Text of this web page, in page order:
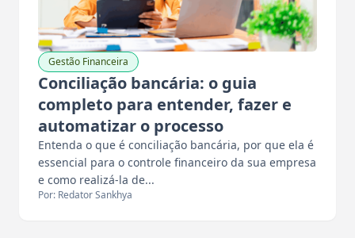
Gestão Financeira
Conciliação bancária: o guia
completo para entender, fazer e
automatizar o processo
Entenda o que é conciliação bancária, por que ela é
essencial para o controle financeiro da sua empresa
e como realizá-la de...
Por: Redator Sankhya